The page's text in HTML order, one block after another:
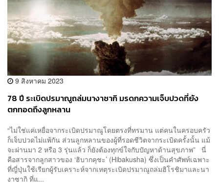
9 สิงหาคม 2023
78 ปี ระเบิดปรมาณูถล่มนางาซากิ มรดกความเจ็บปวดที่ยัง
ตกทอดถึงลูกหลาน
“ไม่ใช่แค่เหยื่อจากระเบิดปรมาณูโดยตรงที่ทรมาน แต่คนในครอบครัว
ก็เจ็บปวดไม่แพ้กัน ส่วนลูกหลานของผู้ที่รอดชีวิตจากระเบิดครั้งนั้น แม้
จะผ่านมา 2 หรือ 3 รุ่นแล้ว ก็ยังต้องทุกข์ใจกับปัญหาด้านสุขภาพ” นี่
คือสารจากลูกสาวของ ‘ฮิบากคุชะ’ (Hibakusha) ซึ่งเป็นคำศัพท์เฉพาะ
ที่ญี่ปุ่นใช้เรียกผู้รับเคราะห์จากเหตุระเบิดปรมาณูถล่มฮิโรชิมาและนา
งาซากิ ที่แ...